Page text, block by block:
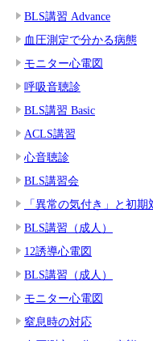
BLS講習 Advance
血圧測定で分かる病態
モニター心電図
呼吸音聴診
BLS講習 Basic
ACLS講習
心音聴診
BLS講習会
「異常の気付き」と初
BLS講習（成人）
12誘導心電図
BLS講習（成人）
モニター心電図
窒息時の対応